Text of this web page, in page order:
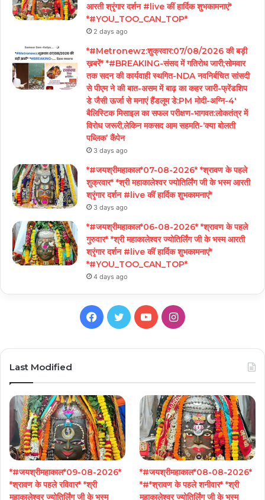
आरती श्रृंगार दर्शन #live कीं हार्दिक शुभकामनाएं*
*#YOU_TOO_CAN_TOP*
2 days ago
*#Metronewz:शुक्रवार:07/08/2026 की बड़ी
ख़बरें* *#BREAKING-संसद में गतिरोध जारी;सोमवार
तक सदन की कार्यवाही स्थगित-NDA नवनिर्बचित सांसदी
से पीएम ने की बात-असम में बाढ़ का कहर जारी-फ्रेंडशिप
डे जैसी ऊर्जा से मनाएं हैंडलूम डे:PM मोदी-अग्नि-4′
बैलिस्टिक मिसाइल का सफल परीक्षण-भागवत:लोकतंत्र में
विरोध जरूरी,लेकिन मकसद आम सहमति-‘क्या बोलती
पब्लिक’ कैंपेन
3 days ago
*#जयश्रीमहाकाल*07-08-2026* *श्रावण के पहले
शुक्रवार* *श्री महाकालेश्वर ज्योतिर्लिंग जी के भस्म आरती
श्रृंगार दर्शन #live कीं हार्दिक शुभकामनाएं*
3 days ago
*#जयश्रीमहाकाल*06-08-2026* *श्रावण के पहले
गुरुवार* *श्री महाकालेश्वर ज्योतिर्लिंग जी के भस्म आरती
श्रृंगार दर्शन #live कीं हार्दिक शुभकामनाएं*
*#YOU_TOO_CAN_TOP*
4 days ago
Facebook
TwitterYouTubeInstagram
Last Modified
*#जयश्रीमहाकाल*09-08-2026*
*श्रावण के पहले रविवार* *श्री
महाकालेश्वर ज्योतिर्लिंग जी के भस्म
*#जयश्रीमहाकाल*08-08-2026*
*#*श्रावण के पहले शनीवार* *श्री
महाकालेश्वर ज्योतिर्लिंग जी के भस्म